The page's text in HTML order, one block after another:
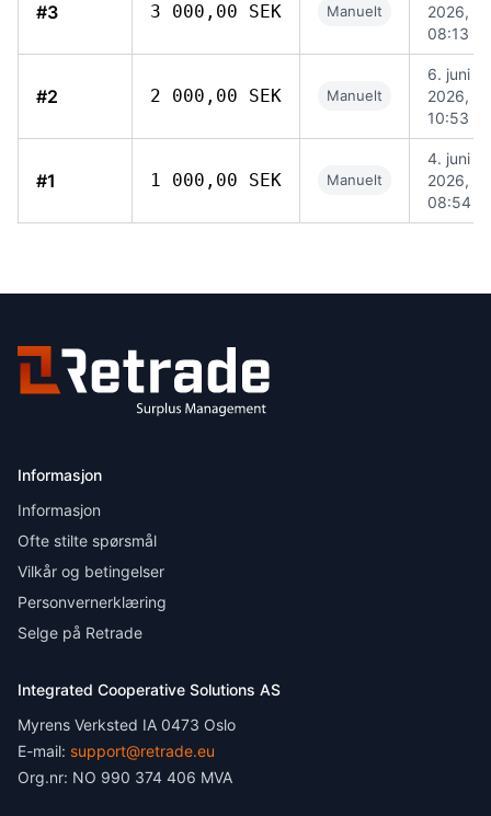
#3 3 000,00 SEK Manuelt
2026,
08:13
#2 2 000,00 SEK Manuelt
6. juni
2026,
10:53
#1 1 000,00 SEK Manuelt
4. juni
2026,
08:54
Informasjon
Informasjon
Ofte stilte spørsmål
Vilkår og betingelser
Personvernerklæring
Selge på Retrade
Integrated Cooperative Solutions AS
Myrens Verksted IA 0473 Oslo
E-mail: support@retrade.eu
Org.nr: NO 990 374 406 MVA